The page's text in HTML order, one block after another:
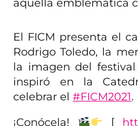
aquella emblemática
El FICM presenta el
Rodrigo Toledo, la
la imagen del
inspiró en la
celebrar el#FICM2021.
¡Conócela!
[